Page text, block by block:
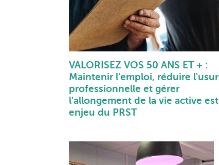
VALORISEZ VOS 50 ANS ET + :
Maintenir l'emploi, réduire
professionnelle et gérer
l'allongement de la vie active
enjeu du PRST